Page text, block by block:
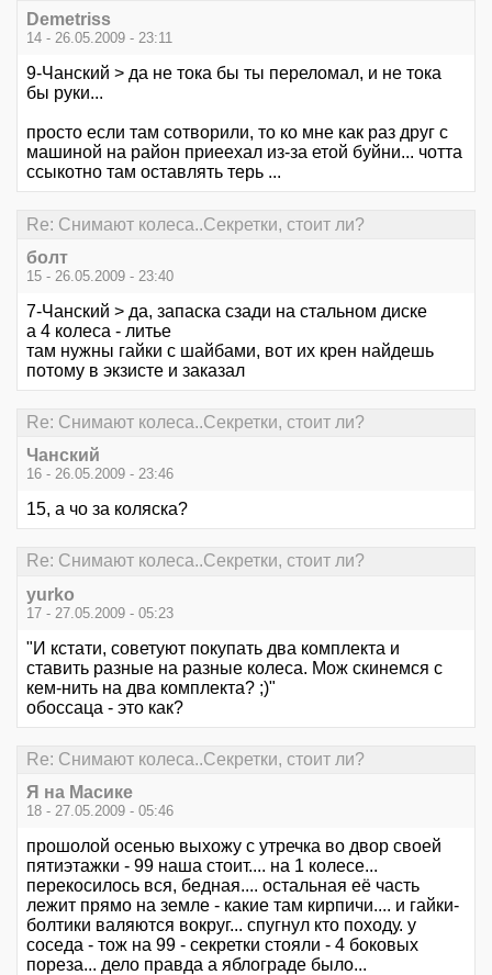
Demetriss
14 - 26.05.2009 - 23:11
9-Чанский > да не тока бы ты переломал, и не тока
бы руки...
просто если там сотворили, то ко мне как раз друг с
машиной на район приеехал из-за етой буйни... чотта
ссыкотно там оставлять терь ...
Re: Снимают колеса..Секретки, стоит ли?
болт
15 - 26.05.2009 - 23:40
7-Чанский > да, запаска сзади на стальном диске
а 4 колеса - литье
там нужны гайки с шайбами, вот их крен найдешь
потому в экзисте и заказал
Re: Снимают колеса..Секретки, стоит ли?
Чанский
16 - 26.05.2009 - 23:46
15, а чо за коляска?
Re: Снимают колеса..Секретки, стоит ли?
yurko
17 - 27.05.2009 - 05:23
"И кстати, советуют покупать два комплекта и
ставить разные на разные колеса. Мож скинемся с
кем-нить на два комплекта? ;)"
обоссаца - это как?
Re: Снимают колеса..Секретки, стоит ли?
Я на Масике
18 - 27.05.2009 - 05:46
прошолой осенью выхожу с утречка во двор своей
пятиэтажки - 99 наша стоит.... на 1 колесе...
перекосилось вся, бедная.... остальная её часть
лежит прямо на земле - какие там кирпичи.... и гайки-
болтики валяются вокруг... спугнул кто походу. у
соседа - тож на 99 - секретки стояли - 4 боковых
пореза... дело правда а яблограде было...